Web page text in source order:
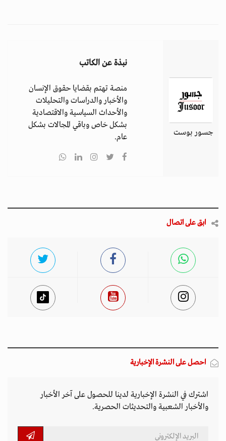
جسور بوست
نبذة عن الكاتب
منصة تهتم بقضايا حقوق الإنسان
والأخبار والدراسات والتحليلات
والأحداث السياسية والاقتصادية
بشكل خاص وباقي المجالات بشكل
عام.
ابق على اتصال
احصل على النشرة الإخبارية
اشترك في النشرة الإخبارية لدينا للحصول على آخر الأخبار
والأخبار الشعبية والتحديثات الحصرية.